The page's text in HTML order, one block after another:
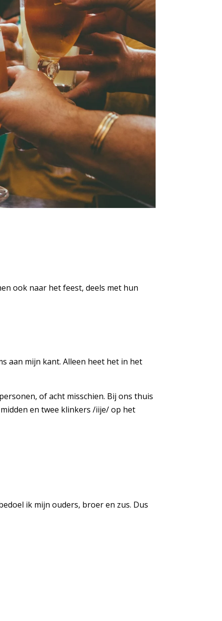
ook naar het feest, deels met hun
aan mijn kant. Alleen heet het in het
of acht misschien. Bij ons thuis
en twee klinkers /iije/ op het
ik mijn ouders, broer en zus. Dus